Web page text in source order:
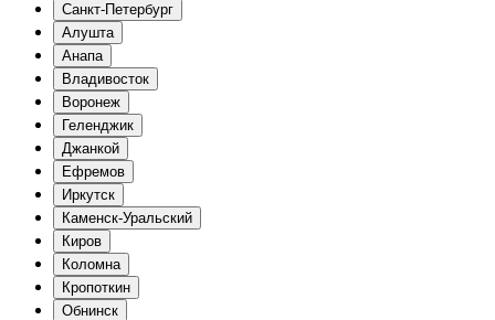
Санкт-Петербург
Алушта
Анапа
Владивосток
Воронеж
Геленджик
Джанкой
Ефремов
Иркутск
Каменск-Уральский
Киров
Коломна
Кропоткин
Обнинск